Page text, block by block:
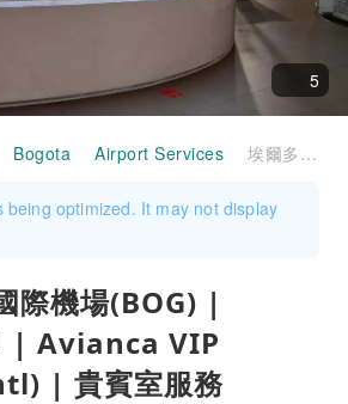
5
Bogota Airport Services 埃爾多拉多國際機場(BOG) | Terminal 1 | Avianca VIP Lounge (Intl) | 貴賓室服務
being optimized. It may not display
際機場(BOG) |
| Avianca VIP
| 貴賓室服務